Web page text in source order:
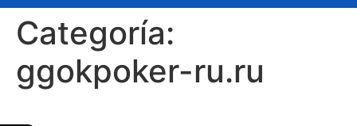
Categoría:
ggokpoker-ru.ru